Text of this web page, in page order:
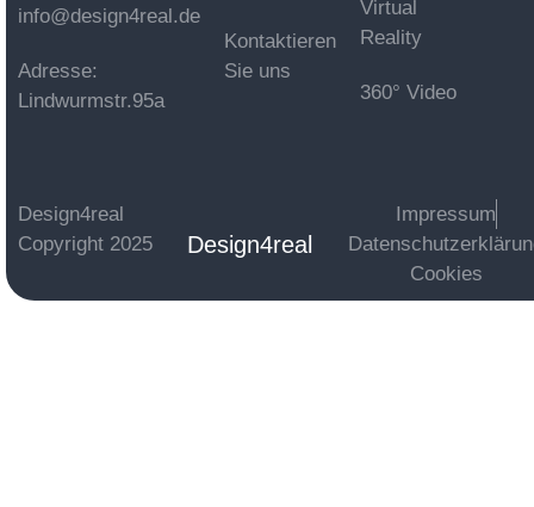
info@design4real.de
Adresse:
Lindwurmstr.95a
Kontaktieren
Sie uns
Virtual
Reality
360° Video
Design4real
Copyright 2025
Design4real
Impressum
Cookies